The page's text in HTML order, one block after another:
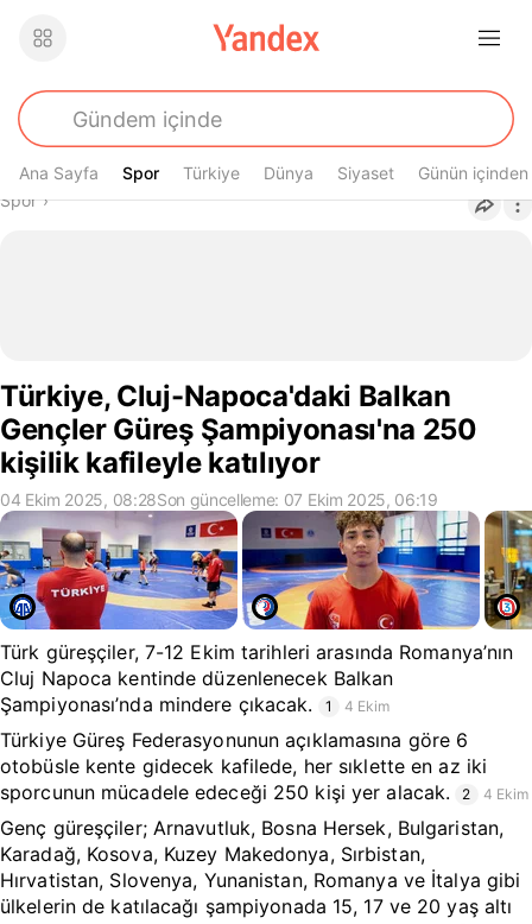
Ana Sayfa Spor
Spor Türkiye Dünya Siyaset Günün içinden
Buradasın
Spor›
Türkiye, Cluj-Napoca'daki Balkan
Gençler Güreş Şampiyonası'na 250
kişilik kafileyle katılıyor
04 Ekim 2025, 08:28Son güncelleme: 07 Ekim 2025, 06:19
Türk güreşçiler, 7-12 Ekim tarihleri arasında Romanya’nın
Cluj Napoca kentinde düzenlenecek Balkan
Şampiyonası’nda mindere çıkacak.
1 4 Ekim
Türkiye Güreş Federasyonunun açıklamasına göre 6
otobüsle kente gidecek kafilede, her sıklette en az iki
sporcunun mücadele edeceği 250 kişi yer alacak.
2 4 Ekim
Genç güreşçiler; Arnavutluk, Bosna Hersek, Bulgaristan,
Karadağ, Kosova, Kuzey Makedonya, Sırbistan,
Hırvatistan, Slovenya, Yunanistan, Romanya ve İtalya gibi
ülkelerin de katılacağı şampiyonada 15, 17 ve 20 yaş altı